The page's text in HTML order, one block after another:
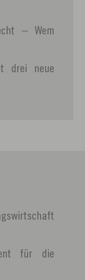
– Wem
drei neue
für die